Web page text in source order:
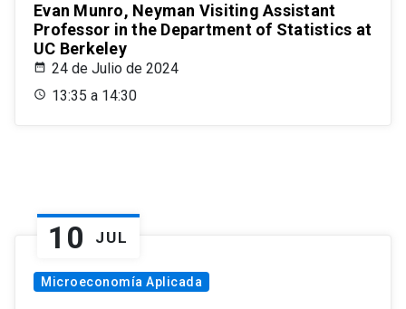
Evan Munro, Neyman Visiting Assistant
Professor in the Department of Statistics at
UC Berkeley
24 de Julio de 2024
13:35 a 14:30
10 JUL
Microeconomía Aplicada